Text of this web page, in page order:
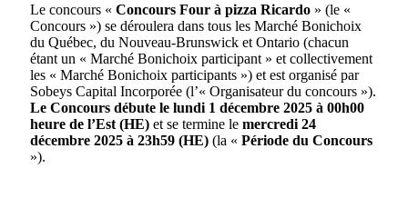
Le concours « Concours Four à pizza Ricardo » (le «
Concours ») se déroulera dans tous les Marché Bonichoix
du Québec, du Nouveau-Brunswick et Ontario (chacun
étant un « Marché Bonichoix participant » et collectivement
les « Marché Bonichoix participants ») et est organisé par
Sobeys Capital Incorporée (l’« Organisateur du concours »).
Le Concours débute le lundi 1 décembre 2025 à 00h00
heure de l’Est (HE) et se termine le mercredi 24
décembre 2025 à 23h59 (HE) (la « Période du Concours
»).